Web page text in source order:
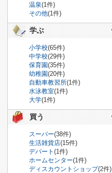
温泉(1件)
その他(1件)
学ぶ
小学校(65件)
中学校(29件)
保育園(35件)
幼稚園(20件)
自動車教習所(1件)
水泳教室(1件)
大学(1件)
買う
スーパー(38件)
生活雑貨店(15件)
デパート (1件)
ホームセンター(1件)
ディスカウントショップ(2件)